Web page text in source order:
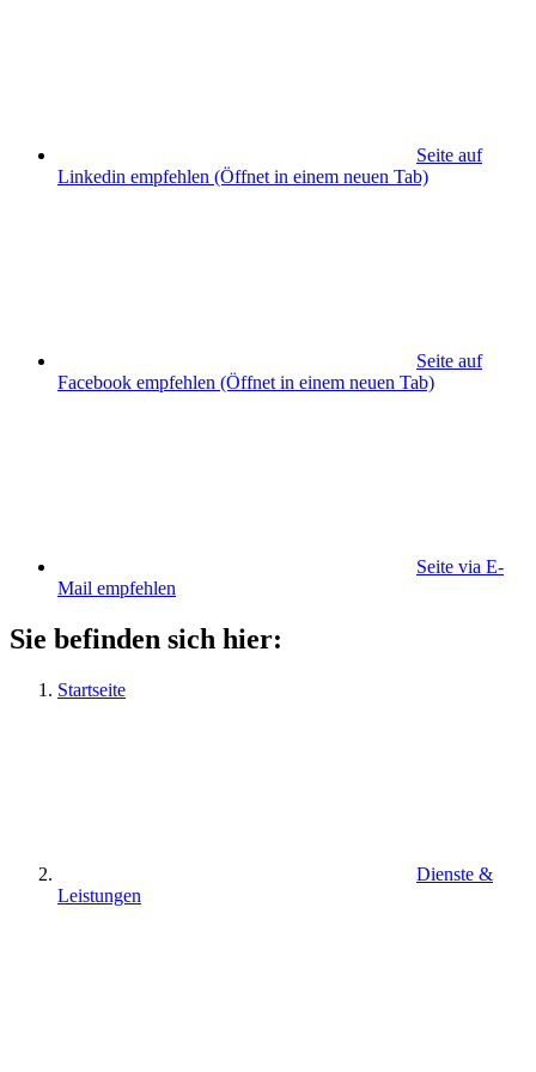
Seite auf
Linkedin empfehlen (Öffnet in einem neuen Tab)
Seite auf
Facebook empfehlen (Öffnet in einem neuen Tab)
Seite via E-
Mail empfehlen
Sie befinden sich hier:
Startseite
Dienste &
Leistungen